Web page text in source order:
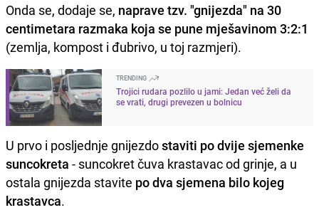
Onda se, dodaje se, naprave tzv. "gnijezda" na 30
centimetara razmaka koja se pune mješavinom 3:2:1
(zemlja, kompost i đubrivo, u toj razmjeri).
TRENDING
Trojici rudara pozlilo u jami: Jedan već želi da
se vrati, drugi prevezen u bolnicu
U prvo i posljednje gnijezdostaviti po dvije sjemenke
suncokreta - suncokret čuva krastavac od grinje, a u
ostala gnijezda stavite po dva sjemena bilo kojeg
krastavca.